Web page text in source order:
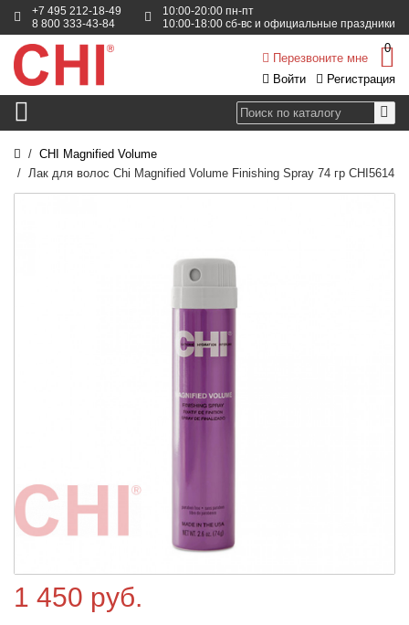
+7 495 212-18-49
8 800 333-43-84
10:00-20:00 пн-пт
10:00-18:00 сб-вс и официальные праздники
Войти Регистрация
Перезвоните мне
0
CHI Magnified Volume
Лак для волос Chi Magnified Volume Finishing Spray 74 гр CHI5614
1 450 руб.